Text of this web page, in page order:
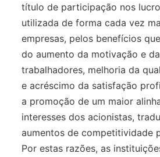
título de participação nos
utilizada de forma cada vez
empresas, pelos benefícios
do aumento da motivação e
trabalhadores, melhoria da
e acréscimo da satisfação
a promoção de um maior
interesses dos acionistas,
aumentos de competitividade
Por estas razões, as